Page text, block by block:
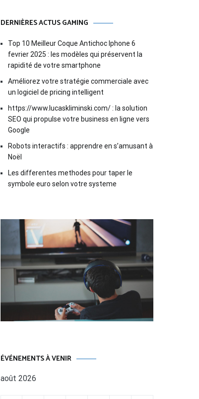
DERNIÈRES ACTUS GAMING
Top 10 Meilleur Coque Antichoc Iphone 6
fevrier 2025 : les modèles qui préservent la
rapidité de votre smartphone
Améliorez votre stratégie commerciale avec
un logiciel de pricing intelligent
https://www.lucaskliminski.com/ : la solution
SEO qui propulse votre business en ligne vers
Google
Robots interactifs : apprendre en s’amusant à
Noël
Les differentes methodes pour taper le
symbole euro selon votre systeme
ÉVÉNEMENTS À VENIR
août 2026